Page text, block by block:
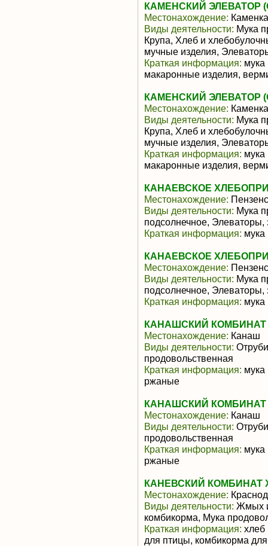
КАМЕНСКИЙ ЭЛЕВАТОР
Местонахождение: Каменка
Виды деятельности: Мука
Крупа, Хлеб и
мучные изделия,
Краткая информация: мука
макаронные изделия,
КАМЕНСКИЙ ЭЛЕВАТОР
Местонахождение: Каменка
Виды деятельности: Мука
Крупа, Хлеб и
мучные изделия,
Краткая информация: мука
макаронные изделия,
КАНАЕВСКОЕ
Местонахождение:
Виды деятельности: Мука
подсолнечное,
Краткая информация:
КАНАЕВСКОЕ
Местонахождение:
Виды деятельности: Мука
подсолнечное,
Краткая информация:
КАНАШСКИЙ КОМБИНАТ
Местонахождение: Канаш
Виды деятельности:
продовольственная
Краткая информация: мука
ржаные
КАНАШСКИЙ КОМБИНАТ
Местонахождение: Канаш
Виды деятельности:
продовольственная
Краткая информация: мука
ржаные
КАНЕВСКИЙ КОМБИНАТ
Местонахождение:
Виды деятельности: Жмых
комбикорма, Мука
Краткая информация: хлеб
для птицы, комбикорма